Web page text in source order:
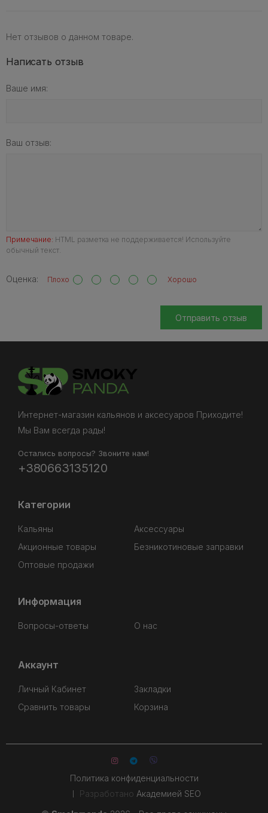
Нет отзывов о данном товаре.
Написать отзыв
Ваше имя:
Ваш отзыв:
Примечание: HTML разметка не поддерживается! Используйте
обычный текст.
Оценка: Плохо Хорошо
Отправить отзыв
Интернет-магазин кальянов и аксесуаров Приходите!
Мы Вам всегда рады!
Остались вопросы? Звоните нам!
+380663135120
Категории
Кальяны
Аксессуары
Акционные товары
Безникотиновые заправки
Оптовые продажи
Информация
Вопросы-ответы О нас
Аккаунт
Личный Кабинет
Закладки
Сравнить товары
Корзина
Политика конфиденциальности
Разработано Академией SEO